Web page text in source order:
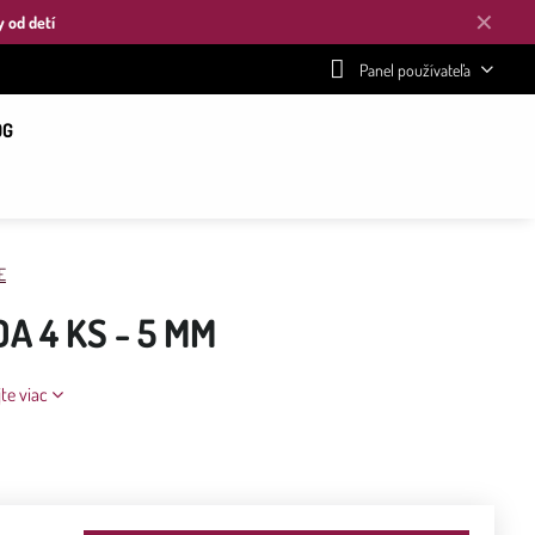
✕
od detí
Panel používateľa
4 KS - 5 MM
viac